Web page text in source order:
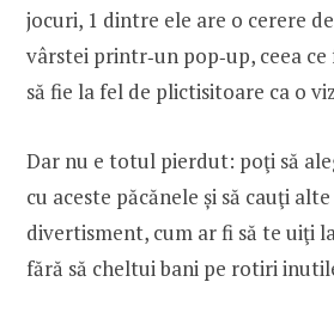
jocuri, 1 dintre ele are o cerere
vârstei printr‑un pop‑up, ceea
să fie la fel de plictisitoare ca o
Dar nu e totul pierdut: poţi să
cu aceste păcănele și să cauţi
divertisment, cum ar fi să te uiţi
fără să cheltui bani pe rotiri